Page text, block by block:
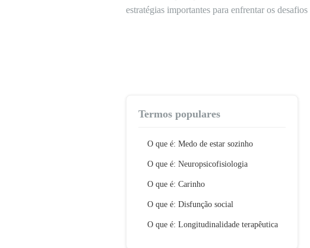
estratégias importantes para enfrentar os
Termos populares
O que é: Medo de estar sozinho
O que é: Neuropsicofisiologia
O que é: Carinho
O que é: Disfunção social
O que é: Longitudinalidade terapêutica